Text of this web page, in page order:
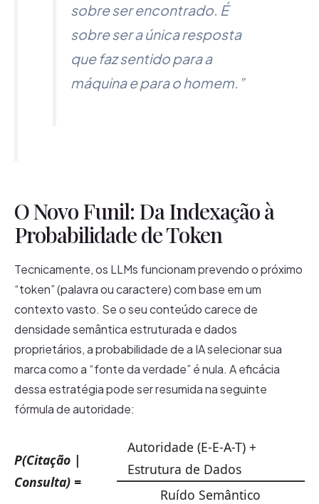
sobre ser encontrado. É
sobre ser a única resposta
que faz sentido para a
máquina e para o homem.”
O Novo Funil: Da Indexação à
Probabilidade de Token
Tecnicamente, os LLMs funcionam prevendo o próximo
“token” (palavra ou caractere) com base em um
contexto vasto. Se o seu conteúdo carece de
densidade semântica estruturada e dados
proprietários, a probabilidade de a IA selecionar sua
marca como a “fonte da verdade” é nula. A eficácia
dessa estratégia pode ser resumida na seguinte
fórmula de autoridade:
P(Citação |
Consulta) =
Autoridade (E-E-A-T) +
Estrutura de Dados
Ruído Semântico